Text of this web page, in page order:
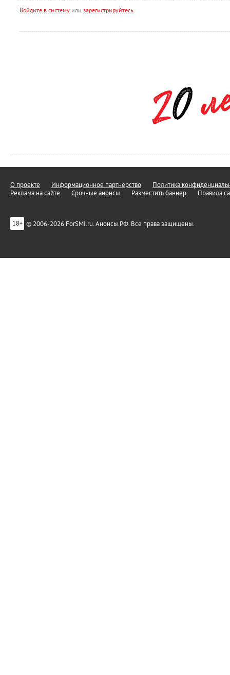
Войдите в систему или зарегистрируйтесь
О проекте Информационное партнерство
Политика
Реклама на сайте
Срочные анонсы Разместить баннер Правила
18+ © 2006-2026 ForSMI.ru. Анонсы.РФ. Все права защищены.